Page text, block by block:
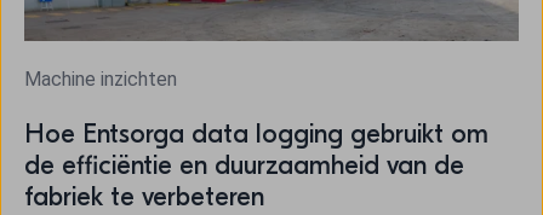
Machine inzichten
Hoe Entsorga data logging gebruikt om
de efficiëntie en duurzaamheid van de
fabriek te verbeteren